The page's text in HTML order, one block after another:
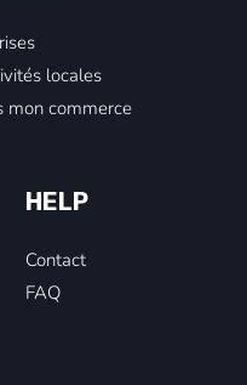
locales
mon commerce
HELP
Contact
FAQ